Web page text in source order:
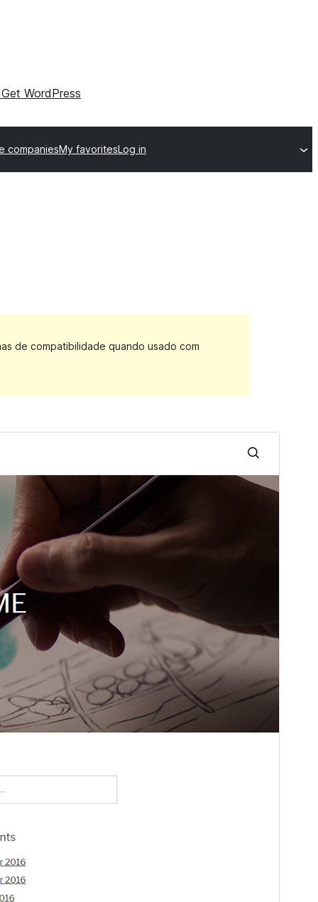
Get WordPress
companiesMy favoritesLog in
de compatibilidade quando usado com
21 de Fevereiro de 2017
Active installations
Theme homepage